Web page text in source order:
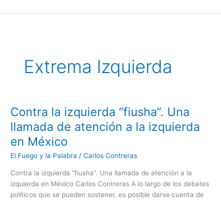
al
Extrema Izquierda
Contra la izquierda “fiusha”. Una
llamada de atención a la izquierda
en México
El Fuego y la Palabra /Carlos Contreras
Contra la izquierda “fiusha”. Una llamada de atención a la
izquierda en México Carlos Contreras A lo largo de los debates
políticos que se pueden sostener, es posible darse cuenta de
Contra
la
izquierda
“fiusha”.
Una
de
atención
a